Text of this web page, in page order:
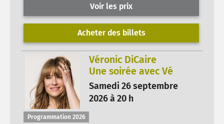
Voir les prix
Acheter des billets
Véronic DiCaire
Une soirée avec Vé
Samedi 26 septembre
2026 à 20 h
Programmation 2026